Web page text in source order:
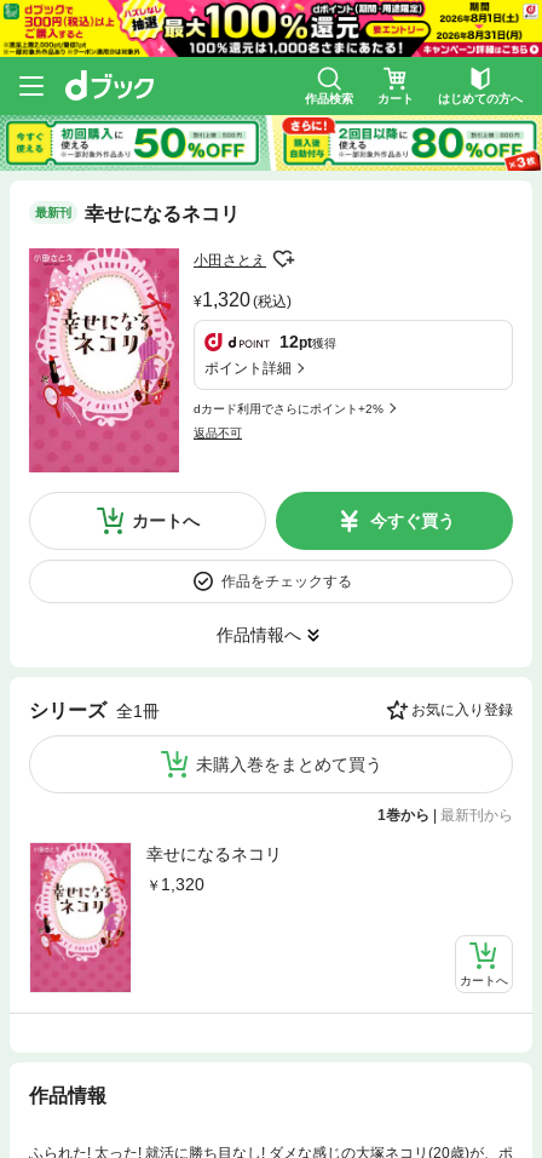
作品検索 カート はじめての方へ
最新刊 幸せになるネコリ
小田さとえ
1,320(税込)
12pt獲得
ポイント詳細
dカード利用でさらにポイント+2%
返品不可
カートへ 今すぐ買う
作品をチェックする
作品情報へ
シリーズ 全1冊 お気に入り登録
未購入巻をまとめて買う
1巻から | 最新刊から
幸せになるネコリ
1,320
カートへ
作品情報
ふられた! 太った! 就活に勝ち目なし! ダメな感じの大塚ネコリ(20歳)が、ポ